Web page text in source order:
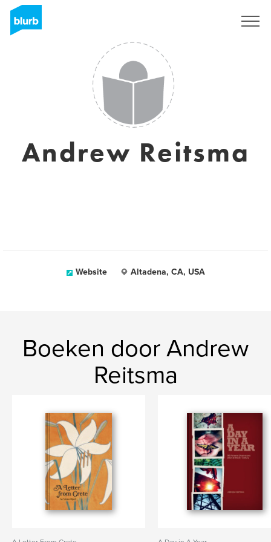
Andrew Reitsma
Website Altadena, CA, USA
Boeken door Andrew
Reitsma